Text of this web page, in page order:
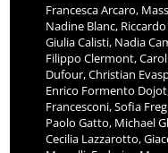
Francesca Arcaro,
Nadine Blanc,
Giulia Calisti, Nadia
Filippo Clermont,
Dufour, Christian
Enrico Formento
Francesconi, Sofia
Paolo Gatto, Michael
Cecilia Lazzarotto,